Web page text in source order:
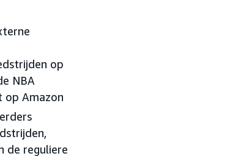
op
NBA
op Amazon
de reguliere